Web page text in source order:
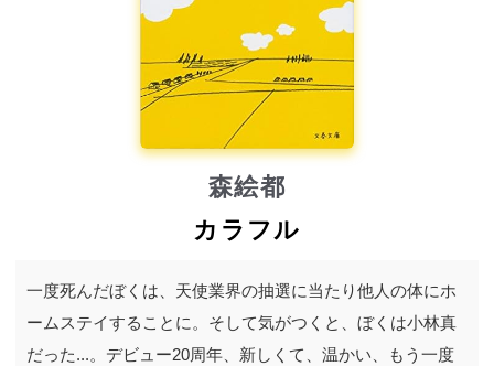
森絵都
カラフル
一度死んだぼくは、天使業界の抽選に当たり他人の体にホ
ームステイすることに。そして気がつくと、ぼくは小林真
だった...。デビュー20周年、新しくて、温かい、もう一度